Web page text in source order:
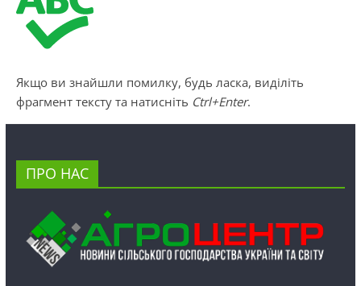
Якщо ви знайшли помилку, будь ласка, виділіть
фрагмент тексту та натисніть Ctrl+Enter.
ПРО НАС